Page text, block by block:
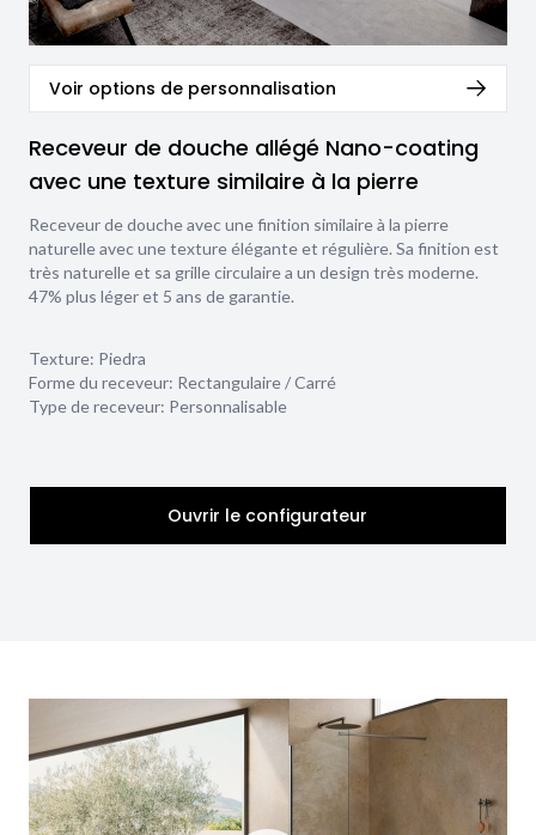
Voir options de personnalisation
Receveur de douche allégé Nano-coating
avec une texture similaire à la pierre
Receveur de douche avec une finition similaire à la pierre
naturelle avec une texture élégante et régulière. Sa finition est
très naturelle et sa grille circulaire a un design très moderne.
47% plus léger et 5 ans de garantie.
Texture: Piedra
Forme du receveur: Rectangulaire / Carré
Type de receveur: Personnalisable
Ouvrir le configurateur